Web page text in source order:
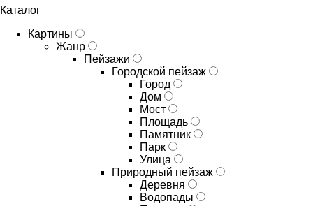
Каталог
Картины
Жанр
Пейзажи
Городской пейзаж
Город
Дом
Мост
Площадь
Памятник
Парк
Улица
Природный пейзаж
Деревня
Водопады